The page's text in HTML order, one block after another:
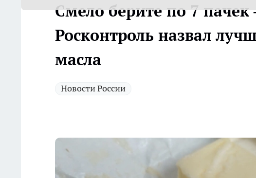
Смело берите по 7 пачек
Росконтроль назвал
масла
Новости России